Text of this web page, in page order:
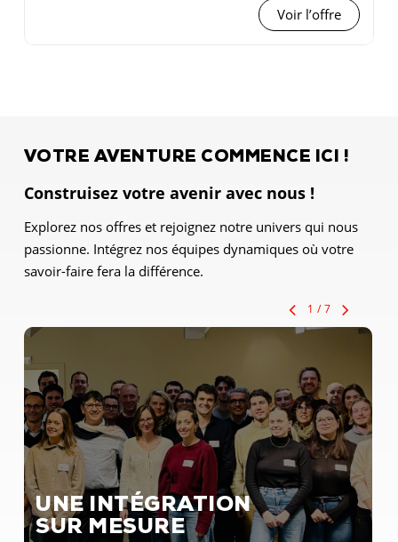
Voir l’offre
VOTRE AVENTURE COMMENCE ICI !
Construisez votre avenir avec nous !
Explorez nos offres et rejoignez notre univers qui nous
passionne. Intégrez nos équipes dynamiques où votre
savoir-faire fera la différence.
1/7
UNE INTÉGRATION
SUR MESURE